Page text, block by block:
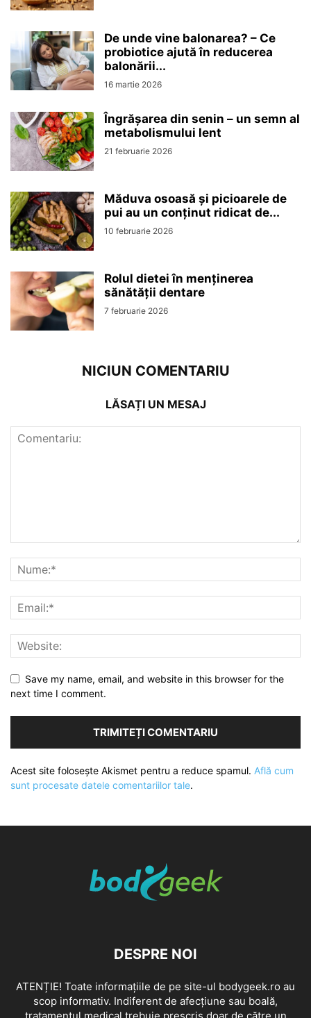
De unde vine balonarea? – Ce
probiotice ajută în reducerea
balonării...
16 martie 2026
Îngrășarea din senin – un semn al
metabolismului lent
21 februarie 2026
Măduva osoasă și picioarele de
pui au un conținut ridicat de...
10 februarie 2026
Rolul dietei în menținerea
sănătății dentare
7 februarie 2026
NICIUN COMENTARIU
LĂSAȚI UN MESAJ
Save my name, email, and website in this browser for the
next time I comment.
Acest site folosește Akismet pentru a reduce spamul. Află cum
sunt procesate datele comentariilor tale.
DESPRE NOI
ATENȚIE! Toate informațiile de pe site-ul bodygeek.ro au
scop informativ. Indiferent de afecțiune sau boală,